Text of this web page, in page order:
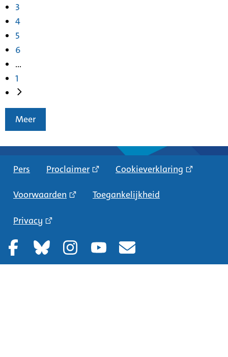
3
4
5
6
...
1
Meer
Pers Proclaimer Cookieverklaring
Voorwaarden Toegankelijkheid
Privacy